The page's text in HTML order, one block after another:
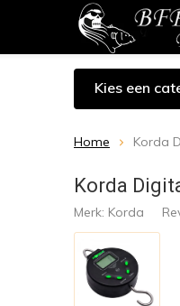
Kies een
Home Korda
Korda
Merk: Korda